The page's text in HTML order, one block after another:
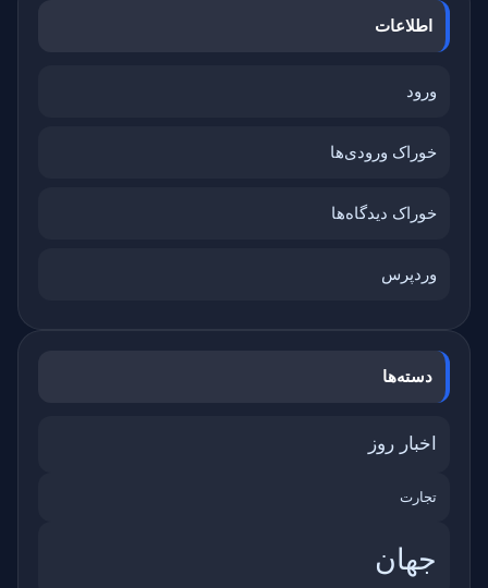
اطلاعات
ورود
خوراک ورودی‌ها
خوراک دیدگاه‌ها
وردپرس
دسته‌ها
اخبار روز
تجارت
جهان